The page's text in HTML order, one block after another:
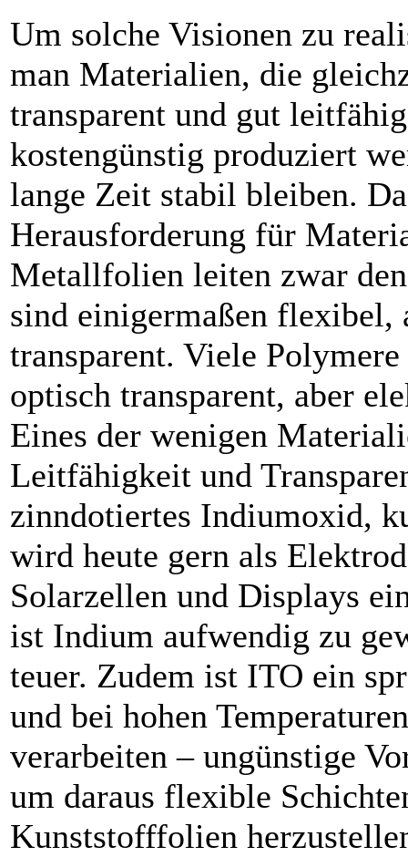
Um solche Visionen zu
man Materialien, die
transparent und gut
kostengünstig produziert
lange Zeit stabil bleiben.
Herausforderung für
Metallfolien leiten zwar
sind einigermaßen flexibel,
transparent. Viele Polymere
optisch transparent, aber
Eines der wenigen
Leitfähigkeit und
zinndotiertes Indiumoxid,
wird heute gern als
Solarzellen und Displays
ist Indium aufwendig zu
teuer. Zudem ist ITO ein
und bei hohen
verarbeiten – ungünstige
um daraus flexible
Kunststofffolien